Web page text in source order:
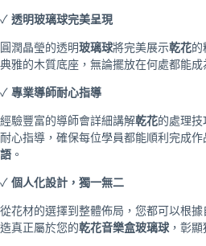
✓ 透明玻璃球完美呈現
圓潤晶瑩的透明玻璃球將完美展示乾花
典雅的木質底座，無論擺放在何處都能成
✓ 專業導師耐心指導
經驗豐富的導師會詳細講解乾花的處理
耐心指導，確保每位學員都能順利完成
語 。
✓ 個人化設計，獨一無二
從花材的選擇到整體佈局，您都可以根
造真正屬於您的乾花音樂盒玻璃球 ，彰